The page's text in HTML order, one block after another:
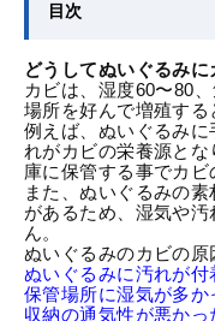
目次
どうしてぬいぐるみに
カビは、湿度60〜80
場所を好んで増殖する
例えば、ぬいぐるみに
れがカビの栄養源と
庫に保管する事でカビ
また、ぬいぐるみの
があるため、湿気や
ん。
ぬいぐるみのカビの原
ぬいぐるみに汚れが付
保管場所に湿気が多か
収納の通気性が悪かっ